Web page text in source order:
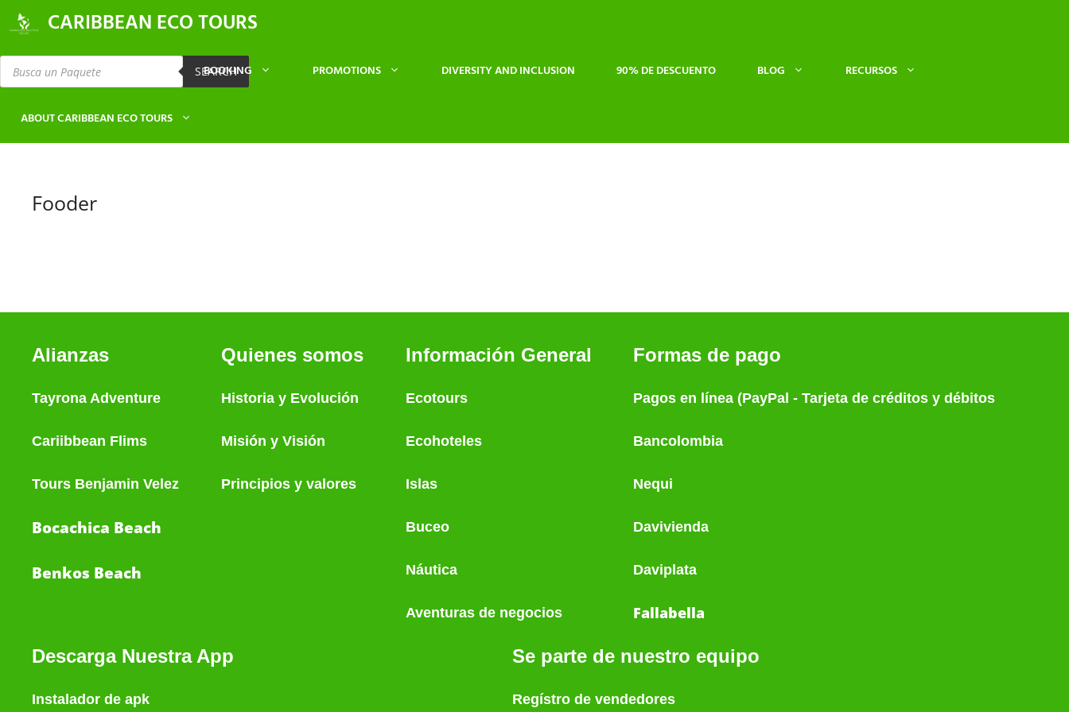
CARIBBEAN ECO TOURS
SEARCH
BOOKING PROMOTIONS DIVERSITY AND INCLUSION 90% DE DESCUENTO BLOG RECURSOS
ABOUT CARIBBEAN ECO TOURS
Fooder
Alianzas
Tayrona Adventure
Cariibbean Flims
Tours Benjamin Velez
Bocachica Beach
Benkos Beach
Quienes somos
Historiay Evolución
Misión y Visión
Principios y valores
Información General
Ecotours
Ecohoteles
Islas
Buceo
Náutica
Aventuras de negocios
Formas de pago
Pagos en línea (PayPal - Tarjeta de créditos y débitos
Bancolombia
Nequi
Davivienda
Daviplata
Fallabella
Descarga Nuestra App
Instalador de apk
Se parte de nuestro equipo
Regístro de vendedores